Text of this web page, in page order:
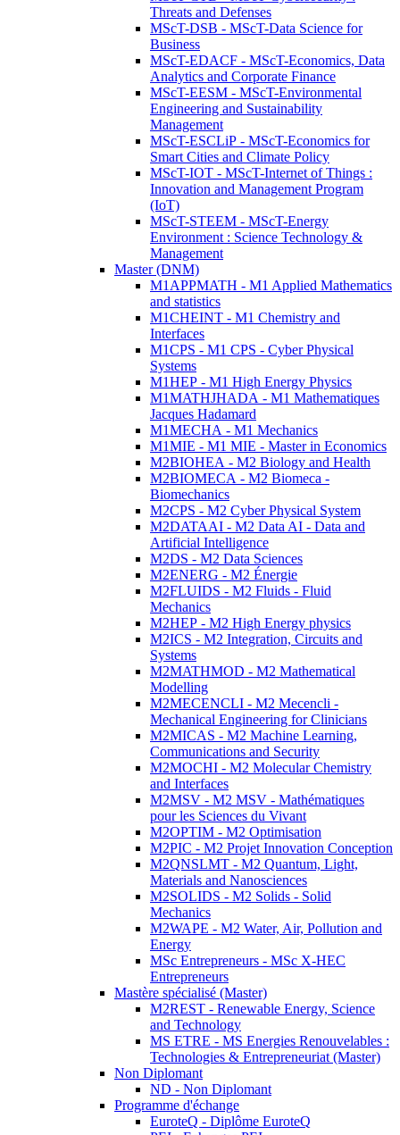
Threats and Defenses
MScT-DSB - MScT-Data Science for
Business
MScT-EDACF - MScT-Economics, Data
Analytics and Corporate Finance
MScT-EESM - MScT-Environmental
Engineering and Sustainability
Management
MScT-ESCLiP - MScT-Economics for
Smart Cities and Climate Policy
MScT-IOT - MScT-Internet of Things :
Innovation and Management Program
(IoT)
MScT-STEEM - MScT-Energy
Environment : Science Technology &
Management
Master (DNM)
M1APPMATH - M1 Applied Mathematics
and statistics
M1CHEINT - M1 Chemistry and
Interfaces
M1CPS - M1 CPS - Cyber Physical
Systems
M1HEP - M1 High Energy Physics
M1MATHJHADA - M1 Mathematiques
Jacques Hadamard
M1MECHA - M1 Mechanics
M1MIE - M1 MIE - Master in Economics
M2BIOHEA - M2 Biology and Health
M2BIOMECA - M2 Biomeca -
Biomechanics
M2CPS - M2 Cyber Physical System
M2DATAAI - M2 Data AI - Data and
Artificial Intelligence
M2DS - M2 Data Sciences
M2ENERG - M2 Énergie
M2FLUIDS - M2 Fluids - Fluid
Mechanics
M2HEP - M2 High Energy physics
M2ICS - M2 Integration, Circuits and
Systems
M2MATHMOD - M2 Mathematical
Modelling
M2MECENCLI - M2 Mecencli -
Mechanical Engineering for Clinicians
M2MICAS - M2 Machine Learning,
Communications and Security
M2MOCHI - M2 Molecular Chemistry
and Interfaces
M2MSV - M2 MSV - Mathématiques
pour les Sciences du Vivant
M2OPTIM - M2 Optimisation
M2PIC - M2 Projet Innovation Conception
M2QNSLMT - M2 Quantum, Light,
Materials and Nanosciences
M2SOLIDS - M2 Solids - Solid
Mechanics
M2WAPE - M2 Water, Air, Pollution and
Energy
MSc Entrepreneurs - MSc X-HEC
Entrepreneurs
Mastère spécialisé (Master)
M2REST - Renewable Energy, Science
and Technology
MS ETRE - MS Energies Renouvelables :
Technologies & Entrepreneuriat (Master)
Non Diplomant
ND - Non Diplomant
Programme d'échange
EuroteQ - Diplôme EuroteQ